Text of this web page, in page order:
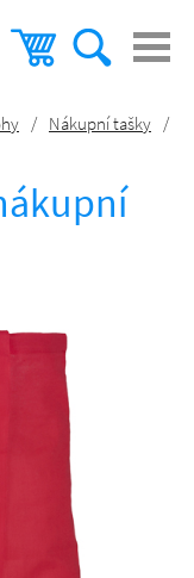
/ Nákupní tašky /